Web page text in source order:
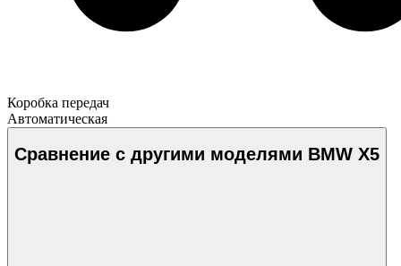
Коробка передач
Автоматическая
Сравнение с другими моделями BMW X5